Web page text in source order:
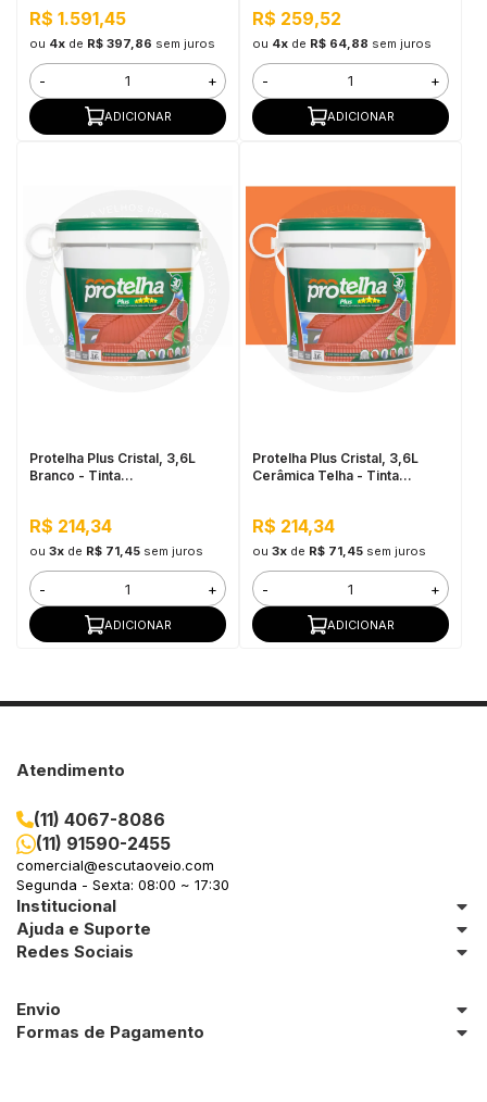
R$ 1.591,45
ou 4xde R$ 397,86 sem juros
- +
ADICIONAR
R$ 259,52
ou 4xde R$ 64,88 sem juros
- +
ADICIONAR
Protelha Plus Cristal, 3,6L
Branco - Tinta
R$ 214,34
ou 3xde R$ 71,45 sem juros
- +
ADICIONAR
Protelha Plus Cristal, 3,6L
Cerâmica Telha - Tinta
R$ 214,34
ou 3xde R$ 71,45 sem juros
- +
ADICIONAR
Atendimento
(11) 4067-8086
(11) 91590-2455
comercial@escutaoveio.com
Segunda - Sexta: 08:00 ~ 17:30
Institucional
Ajuda e Suporte
Redes Sociais
Envio
Formas de Pagamento